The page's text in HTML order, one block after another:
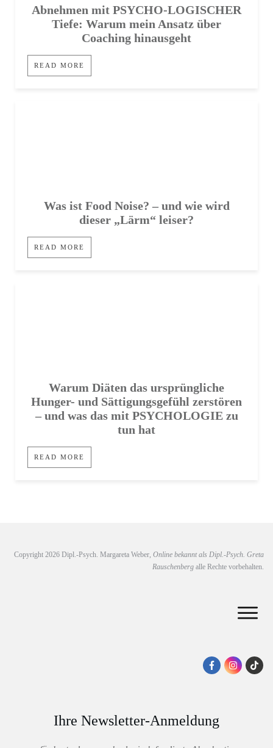
Abnehmen mit PSYCHO-LOGISCHER
Tiefe: Warum mein Ansatz über
Coaching hinausgeht
READ MORE
Was ist Food Noise? – und wie wird
dieser „Lärm“ leiser?
READ MORE
Warum Diäten das ursprüngliche
Hunger- und Sättigungsgefühl zerstören
– und was das mit PSYCHOLOGIE zu
tun hat
READ MORE
Copyright 2026 Dipl.-Psych. Margareta Weber, Online bekannt als Dipl.-Psych. Greta
Rauschenberg alle Rechte vorbehalten.
Ihre Newsletter-Anmeldung